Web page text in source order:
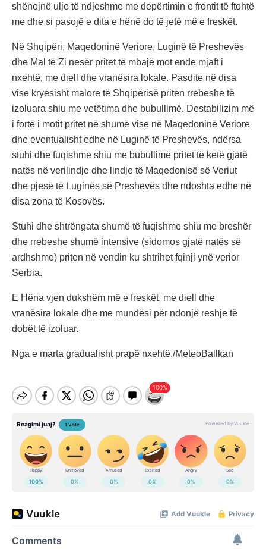
shënojnë ulje të ndjeshme me depërtimin e frontit të ftohtë
me dhe si pasojë e dita e hënë do të jetë më e freskët.
Në Shqipëri, Maqedoninë Veriore, Luginë të Preshevës
dhe Mal të Zi nesër pritet të mbajë mot ende mjaft i
nxehtë, me diell dhe vranësira lokale. Pasdite në disa
vise kryesisht malore të Shqipërisë priten rrebeshe të
izoluara shiu me vetëtima dhe bubullimë. Destabilizim më
i fortë i motit pritet në shumë vise në Maqedoninë Veriore
dhe eventualisht edhe në Luginë të Preshevës, ndërsa
stuhi dhe fuqishme shiu me bubullimë pritet të ketë gjatë
natës në verilindje dhe lindje të Maqedonisë së Veriut
dhe pjesë të Luginës së Preshevës dhe ndoshta edhe në
disa zona të Kosovës.
Stuhi dhe shtrëngata shumë të fuqishme shiu me breshër
dhe rrebeshe shumë intensive (sidomos gjatë natës së
ardhshme) priten në vendin ku shtrihet fqinji ynë verior
Serbia.
E Hëna vjen dukshëm më e freskët, me diell dhe
vranësira lokale dhe me mundësi për ndonjë reshje të
dobët të izoluar.
Nga e marta gradualisht prapë nxehtë./MeteoBallkan